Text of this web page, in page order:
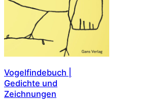
Vogelfindebuch |
Gedichte und
Zeichnungen